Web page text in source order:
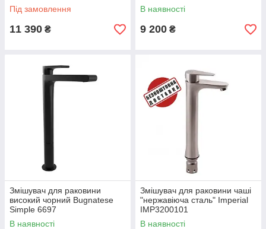
Під замовлення
11 390 ₴
В наявності
9 200 ₴
Змішувач для раковини
високий чорний Bugnatese
Simple 6697
В наявності
Змішувач для раковини чаші
"нержавіюча сталь" Imperial
IMP3200101
В наявності